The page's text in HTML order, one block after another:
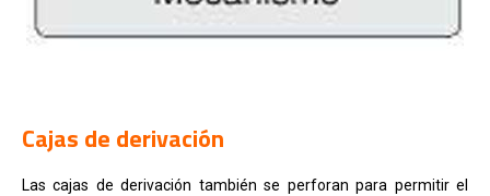
Cajas de derivación
Las cajas de derivación también se perforan para permitir el